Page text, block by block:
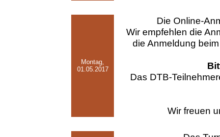
Montag,
01.05.2017
Die Online-
Wir empfehlen die
die Anmeldung
Das DTB-
Wir freuen